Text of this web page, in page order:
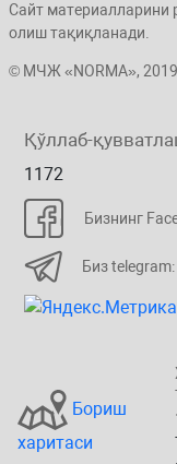
Сайт материалларини
олиш тақиқланади.
© МЧЖ «NORMA»,
Қўллаб-
1172
Бизнинг
Биз
Бориш
харитаси